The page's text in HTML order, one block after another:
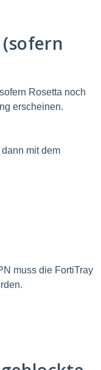
Rosetta noch
erscheinen.
mit dem
muss die FortiTray